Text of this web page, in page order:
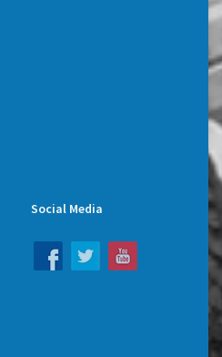
Social Media